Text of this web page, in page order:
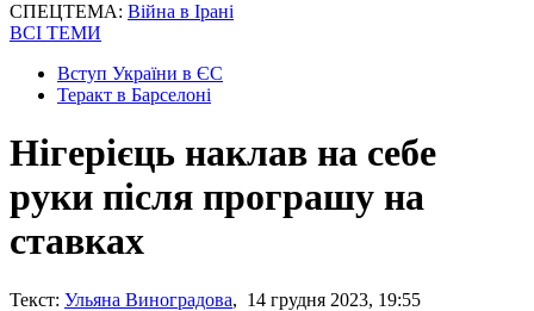
СПЕЦТЕМА: Війна в Ірані
ВСІ ТЕМИ
Вступ України в ЄС
Теракт в Барселоні
Нігерієць наклав на себе
руки після програшу на
ставках
Текст: Ульяна Виноградова, 14 грудня 2023, 19:55